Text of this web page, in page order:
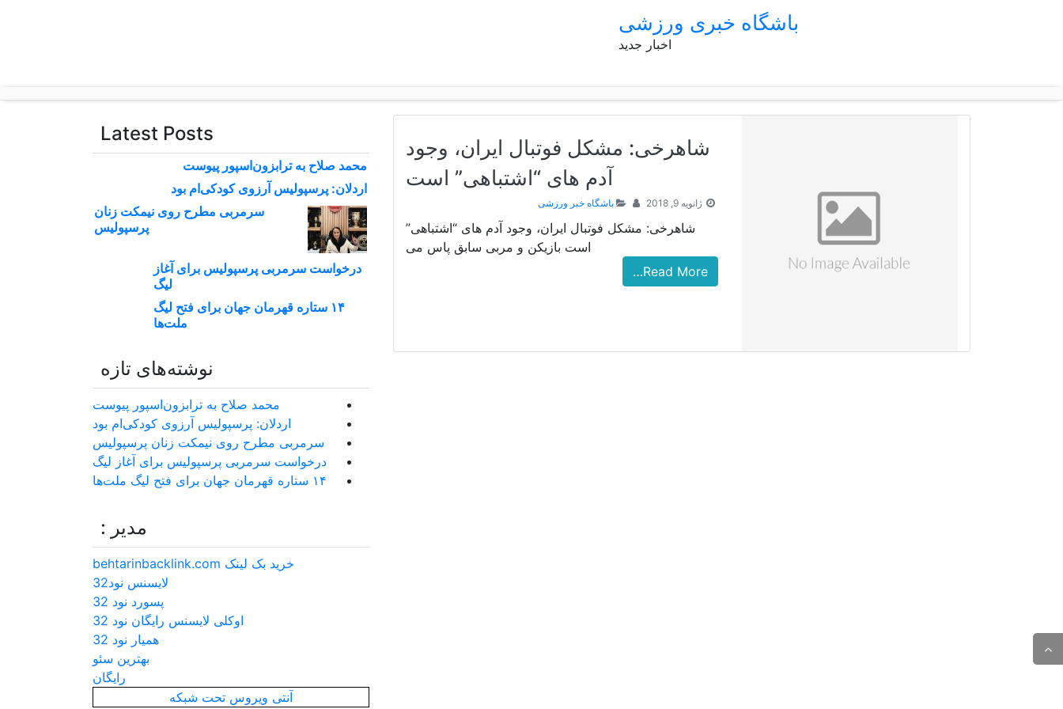
باشگاه خبری ورزشی
اخبار جدید
شاهرخی: مشکل فوتبال ایران، وجود
آدم های “اشتباهی” است
ژانویه 9, 2018 باشگاه خبر ورزشی
شاهرخی: مشکل فوتبال ایران، وجود آدم های “اشتباهی”
است بازیکن و مربی سابق پاس می
Read More…
Latest Posts
محمد صلاح به ترابزون‌اسپور پیوست
اردلان: پرسپولیس آرزوی کودکی‌ام بود
سرمربی مطرح روی نیمکت زنان
پرسپولیس
درخواست سرمربی پرسپولیس برای آغاز
لیگ
۱۴ ستاره قهرمان جهان برای فتح لیگ
ملت‌ها
نوشته‌های تازه
محمد صلاح به ترابزون‌اسپور پیوست
اردلان: پرسپولیس آرزوی کودکی‌ام بود
سرمربی مطرح روی نیمکت زنان پرسپولیس
درخواست سرمربی پرسپولیس برای آغاز لیگ
۱۴ ستاره قهرمان جهان برای فتح لیگ ملت‌ها
مدیر :
خرید بک لینک behtarinbacklink.com
لایسنس نود32
پسورد نود 32
اوکلی لایسنس رایگان نود 32
همیار نود 32
بهترین سئو
رایگان
آنتی ویروس تحت شبکه